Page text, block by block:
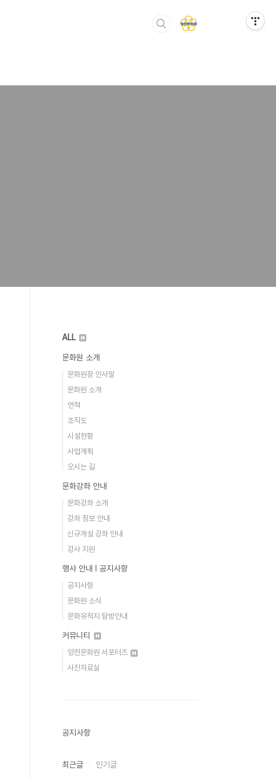
ALL
문화원 소개
문화원장 인사말
문화원 소개
연혁
조직도
시설현황
사업계획
오시는 길
문화강좌 안내
문화강좌 소개
강좌 정보 안내
신규개설 강좌 안내
강사 지원
행사 안내 Ι 공지사항
공지사항
문화원 소식
문화유적지 탐방안내
커뮤니티
양천문화원 서포터즈
사진자료실
공지사항
최근글 인기글